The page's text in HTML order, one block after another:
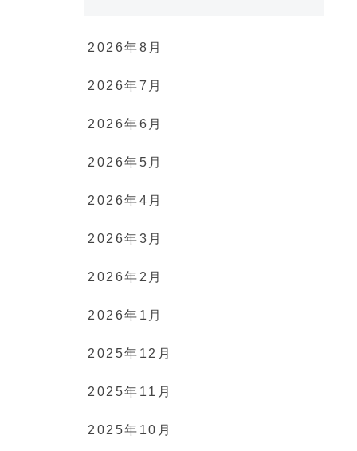
2026年8月
2026年7月
2026年6月
2026年5月
2026年4月
2026年3月
2026年2月
2026年1月
2025年12月
2025年11月
2025年10月